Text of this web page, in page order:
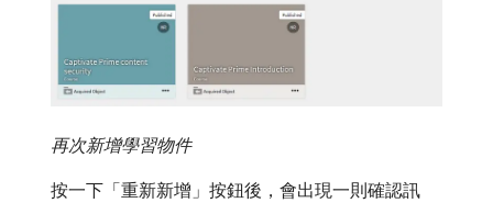
再次新增學習物件
按一下「重新新增」按鈕後，會出現一則確認訊